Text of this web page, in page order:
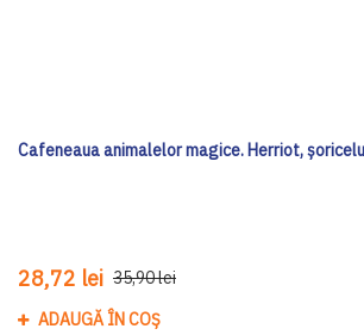
Cafeneaua animalelor magice. Herriot,
28,72 lei 35,90 lei
ADAUGĂ ÎN COȘ